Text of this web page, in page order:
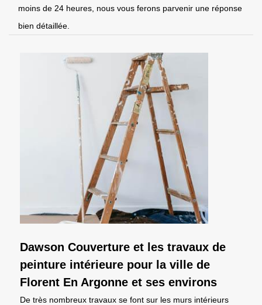
moins de 24 heures, nous vous ferons parvenir une réponse
bien détaillée.
Dawson Couverture et les travaux de
peinture intérieure pour la ville de
Florent En Argonne et ses environs
De très nombreux travaux se font sur les murs intérieurs